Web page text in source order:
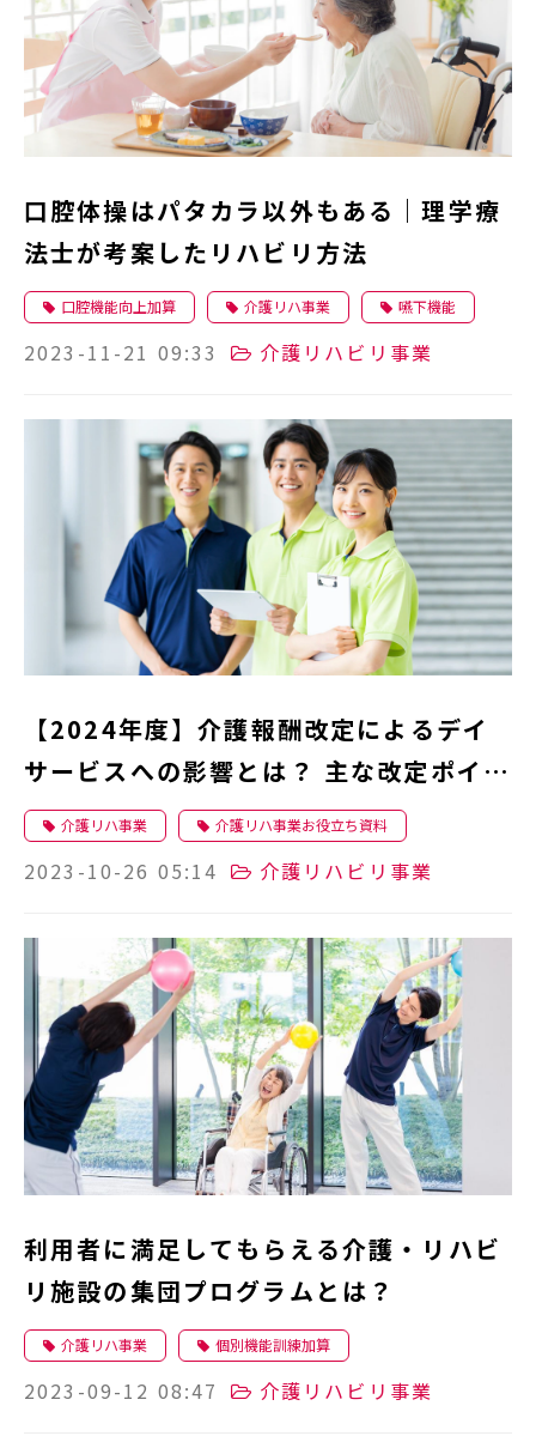
口腔体操はパタカラ以外もある｜理学療
法士が考案したリハビリ方法
口腔機能向上加算 介護リハ事業 嚥下機能
2023-11-21 09:33 介護リハビリ事業
【2024年度】介護報酬改定によるデイ
サービスへの影響とは？ 主な改定ポイン
トと対策
介護リハ事業 介護リハ事業お役立ち資料
2023-10-26 05:14 介護リハビリ事業
利用者に満足してもらえる介護・リハビ
リ施設の集団プログラムとは？
介護リハ事業 個別機能訓練加算
2023-09-12 08:47 介護リハビリ事業